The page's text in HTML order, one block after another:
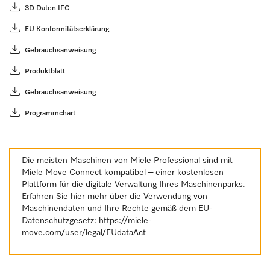
3D Daten IFC
EU Konformitätserklärung
Gebrauchsanweisung
Produktblatt
Gebrauchsanweisung
Programmchart
Die meisten Maschinen von Miele Professional sind mit
Miele Move Connect kompatibel – einer kostenlosen
Plattform für die digitale Verwaltung Ihres Maschinenparks.
Erfahren Sie hier mehr über die Verwendung von
Maschinendaten und Ihre Rechte gemäß dem EU-
Datenschutzgesetz: https://miele-
move.com/user/legal/EUdataAct